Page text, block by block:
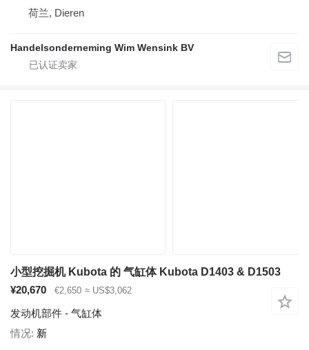
荷兰, Dieren
Handelsonderneming Wim Wensink BV
小型挖掘机 Kubota 的 气缸体 Kubota D1403 & D1503
¥20,670
€2,650 ≈ US$3,062
发动机部件 - 气缸体
情况 新